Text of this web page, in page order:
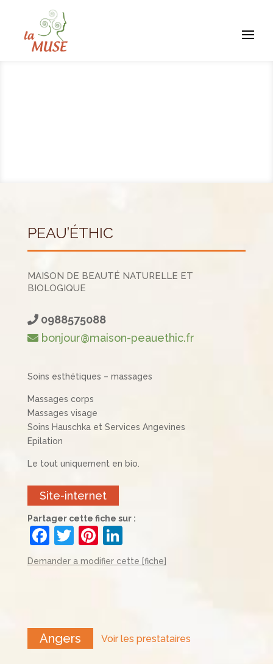
PEAU’ÉTHIC
MAISON DE BEAUTÉ NATURELLE ET
BIOLOGIQUE
0988575088
bonjour@maison-peauethic.fr
Soins esthétiques – massages
Massages corps
Massages visage
Soins Hauschka et Services Angevines
Epilation
Le tout uniquement en bio.
Site-internet
Partager cette fiche sur :
F
a
o
o
T
w
Pi
nt
Li
n
n
Demander a modifier cette [fiche]
Angers Voir les prestataires